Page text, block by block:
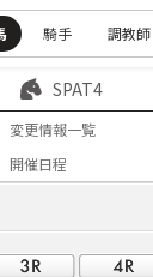
騎手 調教師
SPAT4
変更情報一覧
開催日程